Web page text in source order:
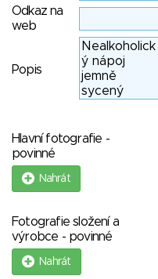
Odkaz na
web
Popis
Hlavní fotografie -
povinné
Nahrát
Fotografie složení a
výrobce - povinné
Nahrát